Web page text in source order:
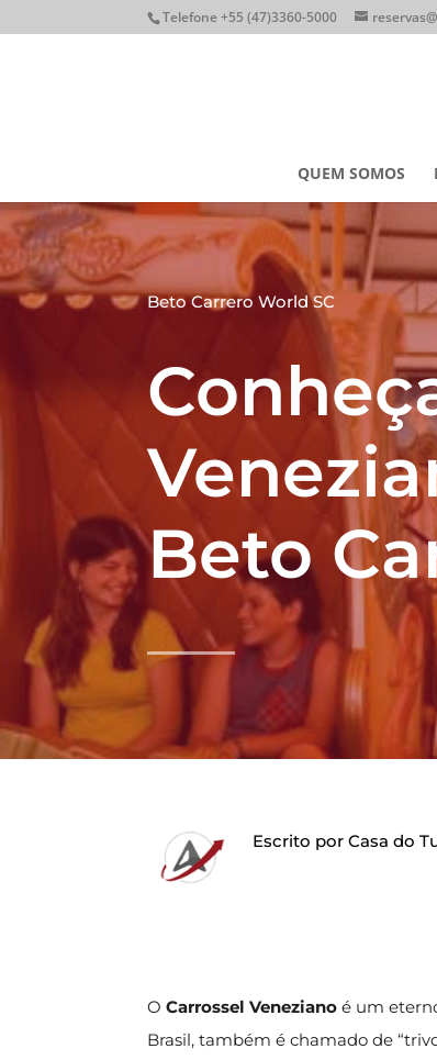
Telefone +55 (47)3360-5000
QUEM SOMOS
Beto Carrero World SC
Beto
Escrito por Casa do
OCarrossel Veneziano é um
Brasil, também é chamado de